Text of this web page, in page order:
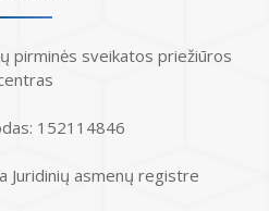
pirminės sveikatos priežiūros
152114846
Juridinių asmenų registre